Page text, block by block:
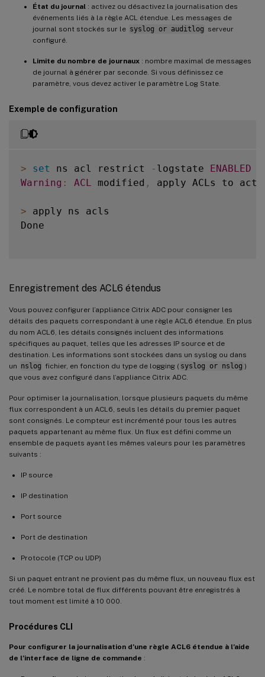
État du journal : activez ou désactivez la journalisation des
événements liés à la règle ACL étendue. Les messages de
journal sont stockés sur le syslog or auditlog serveur
configuré.
Limite du nombre de journaux : nombre maximal de messages
de journal à générer par seconde. Si vous définissez ce
paramètre, vous devez activer le paramètre Log State.
Exemple de configuration
> set ns acl restrict - logstate ENABLED
Warning : ACL modified , apply ACLs to
> apply ns acls
Done
Enregistrement des ACL6 étendus
Vous pouvez configurer l’appliance Citrix ADC pour consigner les
détails des paquets correspondant à une règle ACL6 étendue. En plus
du nom ACL6, les détails consignés incluent des informations
spécifiques au paquet, telles que les adresses IP source et de
destination. Les informations sont stockées dans un syslog ou dans
un nslog fichier, en fonction du type de logging ( syslog or nslog )
que vous avez configuré dans l’appliance Citrix ADC.
Pour optimiser la journalisation, lorsque plusieurs paquets du même
flux correspondent à un ACL6, seuls les détails du premier paquet
sont consignés. Le compteur est incrémenté pour tous les autres
paquets appartenant au même flux. Un flux est défini comme un
ensemble de paquets ayant les mêmes valeurs pour les paramètres
suivants :
IP source
IP destination
Port source
Port de destination
Protocole (TCP ou UDP)
Si un paquet entrant ne provient pas du même flux, un nouveau flux est
créé. Le nombre total de flux différents pouvant être enregistrés à
tout moment est limité à 10 000.
Procédures CLI
Pour configurer la journalisation d’une règle ACL6 étendue à l’aide
de l’interface de ligne de commande :